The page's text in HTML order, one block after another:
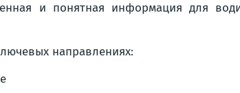
и понятная информация для
направлениях: